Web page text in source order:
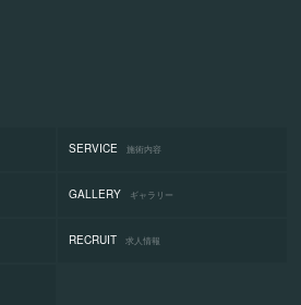
SERVICE 施術内容
GALLERY ギャラリー
RECRUIT 求人情報